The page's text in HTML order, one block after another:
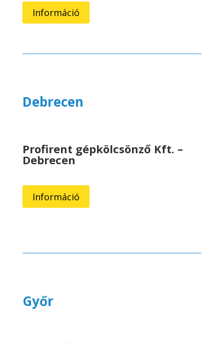
Információ
Debrecen
Profirent gépkölcsönző Kft. –
Debrecen
Információ
Győr